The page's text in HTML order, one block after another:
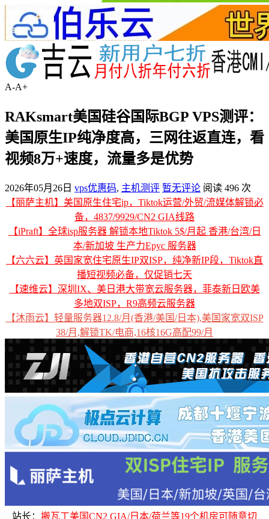
A-A+
RAKsmart美国硅谷国际BGP VPS测评：
美国原生IP纯净度高，三网往返直连，看
视频8万+速度，流量多是优势
2026年05月26日 vps优惠码, 主机测评 暂无评论 阅读 496 次
【丽萨主机】美国原生住宅ip，Tiktok运营/外贸/流媒体解锁必
备，4837/9929/CN2 GIA线路
【iPraft】全球isp服务器 解锁本地Tiktok 5$/月起 香港/台湾/日
本/新加坡 生产力Epyc 服务器
【六六云】英国家宽住宅原生IP双ISP，纯净新IP段，Tiktok直
播短视频必备，仅促销七天
【速维云】深圳IX、美日港大带宽云服务器，菲泰新日欧美
多地双ISP，R9高频云服务器
【沐雨云】轻量服务器12.8/月(香港/美国/日本),美国家宽双ISP
38/月,解锁TK/电商,16核16G高配99/月
站长： 搬瓦工美国CN2 GIA/日本/荷兰等19个机房可随意切